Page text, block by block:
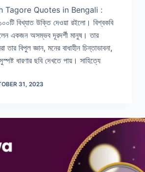
Tagore Quotes in Bengali :
১০০টি বিখ্যাত উক্তি দেওয়া রইলো। বিশ্বকবি
একজন অসম্ভব দূরদর্শী মানুষ। তার
তার বিপুল জ্ঞান, মনের বাধাহীন চিন্তাভাবনা,
ধারণার ছবি দেখতে পায়। সাহিত্যে
31, 2023